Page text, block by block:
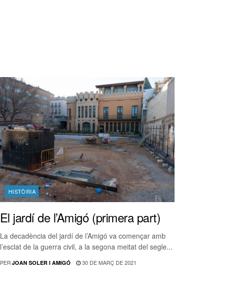
HISTÒRIA
El jardí de l’Amigó (primera part)
La decadència del jardí de l’Amigó va començar amb
l’esclat de la guerra civil, a la segona meitat del segle...
PER JOAN SOLER I AMIGÓ 30 DE MARÇ DE 2021